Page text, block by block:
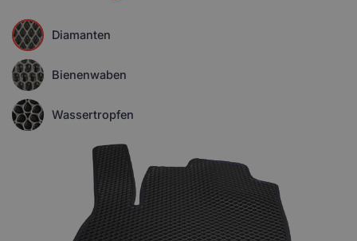
Diamanten
Bienenwaben
Wassertropfen